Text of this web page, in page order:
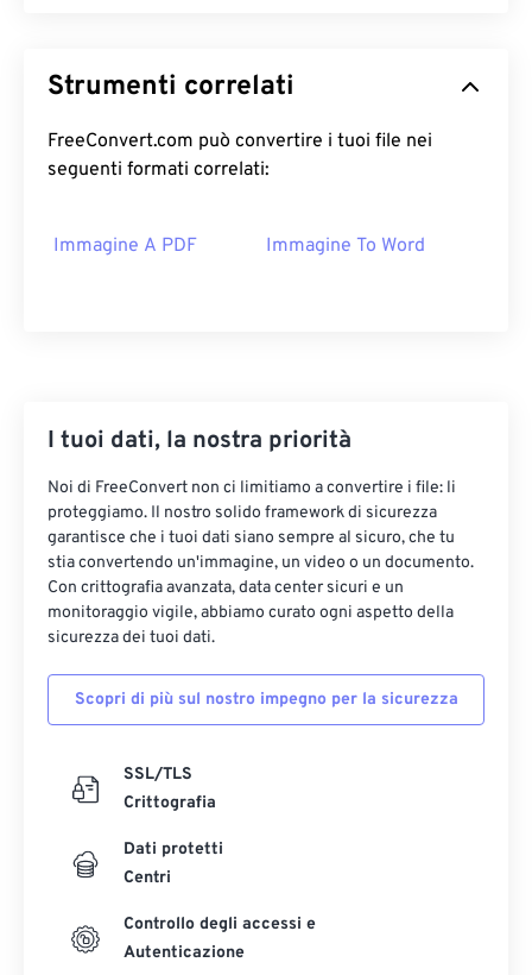
Strumenti correlati
FreeConvert.com può convertire i tuoi file nei
seguenti formati correlati:
Immagine A PDF Immagine To Word
I tuoi dati, la nostra priorità
Noi di FreeConvert non ci limitiamo a convertire i file: li
proteggiamo. Il nostro solido framework di sicurezza
garantisce che i tuoi dati siano sempre al sicuro, che tu
stia convertendo un'immagine, un video o un documento.
Con crittografia avanzata, data center sicuri e un
monitoraggio vigile, abbiamo curato ogni aspetto della
sicurezza dei tuoi dati.
Scopri di più sul nostro impegno per la sicurezza
SSL/TLS
Crittografia
Dati protetti
Centri
Controllo degli accessi e
Autenticazione